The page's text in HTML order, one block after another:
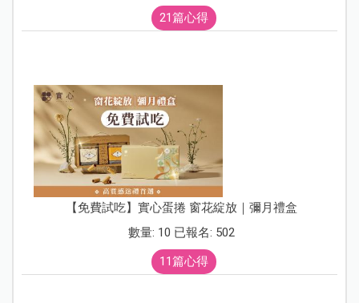
21篇心得
【免費試吃】實心蛋捲 窗花綻放｜彌月禮盒
數量: 10 已報名: 502
11篇心得